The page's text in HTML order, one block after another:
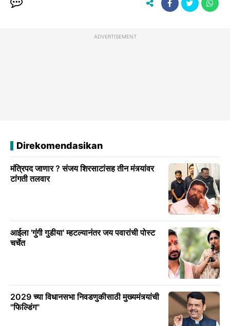
ADVERTISEMENT
Direkomendasikan
मंत्रिपद जाणार ? संजय शिरसाटांसह तीन मंत्र्यांवर
टांगती तलवार
आईला 'गुंगी गुडीया' म्हटल्यानंतर जय पवारांची पोस्ट
चर्चेत
2029 च्या विधानसभा निवडणुकीसाठी मुख्यमंत्र्यांची
"फिल्डिंग"